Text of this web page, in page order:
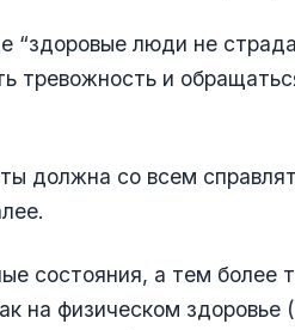
“здоровые люди не
тревожность и
должна со всем
состояния, а тем более
на физическом